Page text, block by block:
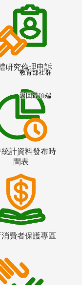
研究倫理申訴
計資料發布時
間表
費者保護專區
教育部社群
返回最頂端